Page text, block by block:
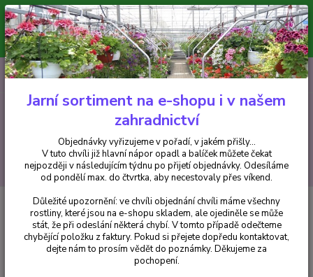
Minimální hodnota pro odeslání z e-shopu je 300 Kč.
V tuto chvíli již hlavní nápor objednávek opadl a balíček můžete čekat
nejpozději v následujícím týdnu po přijetí objednávky. Objednávky
vyřizujeme v pořadí, v jakém přišly...
CZK
Hledat
+420 602 223 614 0ks
za0 Kč
Fuchsie Rosi Friedl Fuchsie - cena za kus v 3-kusovém balení
Rosi Friedl Fuchsie - cena za kus v
3-kusovém balení
Jarní sortiment na e-shopu i v našem
zahradnictví
Objednávky vyřizujeme v pořadí, v jakém přišly...
V tuto chvíli již hlavní nápor opadl a balíček můžete čekat
nejpozději v následujícím týdnu po přijetí objednávky. Odesíláme
od pondělí max. do čtvrtka, aby necestovaly přes víkend.
Důležité upozornění: ve chvíli objednání chvíli máme všechny
rostliny, které jsou na e-shopu skladem, ale ojediněle se může
stát, že při odeslání některá chybí. V tomto případě odečteme
chybějící položku z faktury. Pokud si přejete dopředu kontaktovat,
dejte nám to prosím vědět do poznámky. Děkujeme za
pochopení.